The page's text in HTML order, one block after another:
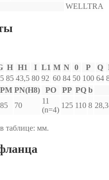
WELLTRA
H H1 I L1 M N 0 P Q
85 43,5 80 92 60 84 50 100 64
PM PN(H8) PO PP PQ b
85 70
11
(n=4)
125 110 8
таблице: мм.